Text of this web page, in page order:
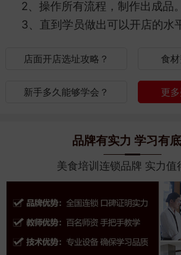
2、操作所有流程，制作出成品。
3、直到学员做出可以开店的水
店面开店选址攻略？ 食
新手多久能够学会？ 更
品牌有实力 学习有
美食培训连锁品牌 实力值